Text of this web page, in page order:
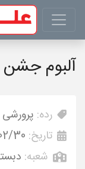
آلبوم جشن
رده: پرورشی
تاریخ: 30
شعبه: